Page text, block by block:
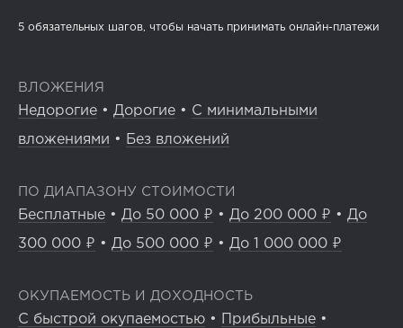
5 обязательных шагов, чтобы начать принимать онлайн-платежи
ВЛОЖЕНИЯ
Недорогие • Дорогие • С минимальными
вложениями • Без вложений
ПО ДИАПАЗОНУ СТОИМОСТИ
Бесплатные • До 50 000 ₽ • До 200 000 ₽ • До
300 000 ₽ • До 500 000 ₽ • До 1 000 000 ₽
ОКУПАЕМОСТЬ И ДОХОДНОСТЬ
С быстрой окупаемостью • Прибыльные •